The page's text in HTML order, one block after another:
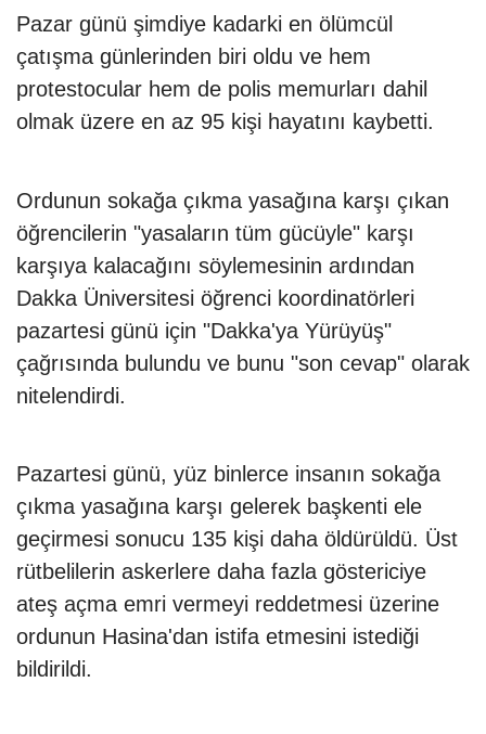
Pazar günü şimdiye kadarki en ölümcül
çatışma günlerinden biri oldu ve hem
protestocular hem de polis memurları dahil
olmak üzere en az 95 kişi hayatını kaybetti.
Ordunun sokağa çıkma yasağına karşı çıkan
öğrencilerin "yasaların tüm gücüyle" karşı
karşıya kalacağını söylemesinin ardından
Dakka Üniversitesi öğrenci koordinatörleri
pazartesi günü için "Dakka'ya Yürüyüş"
çağrısında bulundu ve bunu "son cevap" olarak
nitelendirdi.
Pazartesi günü, yüz binlerce insanın sokağa
çıkma yasağına karşı gelerek başkenti ele
geçirmesi sonucu 135 kişi daha öldürüldü. Üst
rütbelilerin askerlere daha fazla göstericiye
ateş açma emri vermeyi reddetmesi üzerine
ordunun Hasina'dan istifa etmesini istediği
bildirildi.